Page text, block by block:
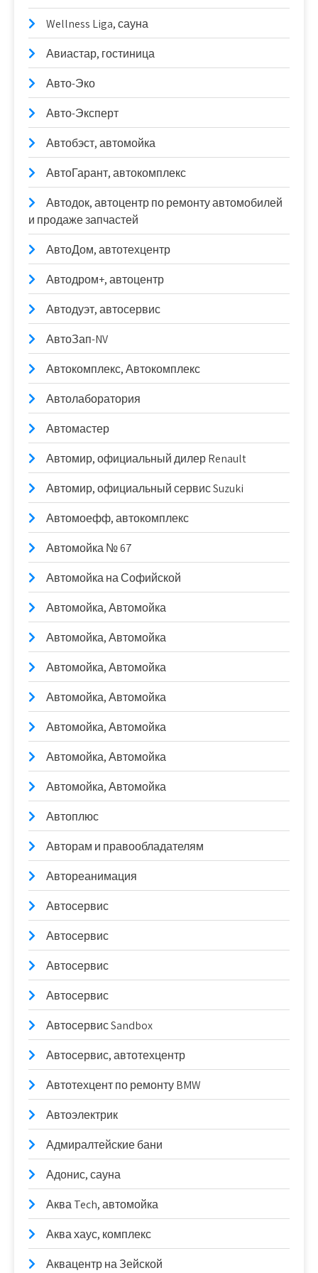
Wellness Liga, сауна
Авиастар, гостиница
Авто-Эко
Авто-Эксперт
Автобэст, автомойка
АвтоГарант, автокомплекс
Автодок, автоцентр по ремонту автомобилей
и продаже запчастей
АвтоДом, автотехцентр
Автодром+, автоцентр
Автодуэт, автосервис
АвтоЗап-NV
Автокомплекс, Автокомплекс
Автолаборатория
Автомастер
Автомир, официальный дилер Renault
Автомир, официальный сервис Suzuki
Автомоефф, автокомплекс
Автомойка № 67
Автомойка на Софийской
Автомойка, Автомойка
Автомойка, Автомойка
Автомойка, Автомойка
Автомойка, Автомойка
Автомойка, Автомойка
Автомойка, Автомойка
Автомойка, Автомойка
Автоплюс
Авторам и правообладателям
Автореанимация
Автосервис
Автосервис
Автосервис
Автосервис
Автосервис Sandbox
Автосервис, автотехцентр
Автотехцент по ремонту BMW
Автоэлектрик
Адмиралтейские бани
Адонис, сауна
Аква Tech, автомойка
Аква хаус, комплекс
Аквацентр на Зейской